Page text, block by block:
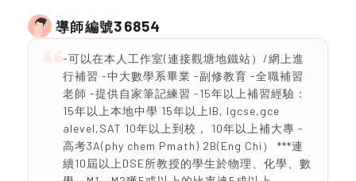
導師編號36854
-可以在本人工作室(連接觀塘地鐵站）/網上進
行補習 -中大數學系畢業 -副修教育 -全職補習
老師 -提供自家筆記練習 -15年以上補習經驗：
15年以上本地中學 15年以上IB, Igcse,gce
alevel,SAT 10年以上到校， 10年以上補大專 -
高考3A(phy chem Pmath) 2B(Eng Chi） ***連
續10屆以上DSE所教授的學生於物理、化學、數